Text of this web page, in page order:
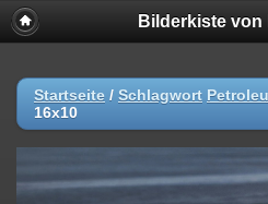
Bilderkiste von
Startseite / Schlagwort
16x10